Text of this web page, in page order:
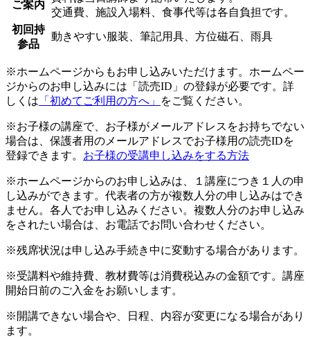
ご案内
交通費、施設入場料、食事代等は各自負担です。
初回持
参品
動きやすい服装、筆記用具、方位磁石、雨具
※ホームページからもお申し込みいただけます。ホームペー
ジからのお申し込みには「読売ID」の登録が必要です。詳
しくは 「初めてご利用の方へ」 をご覧ください。
※お子様の講座で、お子様がメールアドレスをお持ちでない
場合は、保護者用のメールアドレスでお子様用の読売IDを
登録できます。 お子様の受講申し込みをする方法
※ホームページからのお申し込みは、１講座につき１人の申
し込みができます。代表者の方が複数人分の申し込みはでき
ません。各人でお申し込みください。複数人分のお申し込み
をされたい場合は、お電話でお問い合わせください。
※残席状況は申し込み手続き中に変動する場合があります。
※受講料や維持費、教材費等は消費税込みの金額です。講座
開始日前のご入金をお願いします。
※開講できない場合や、日程、内容が変更になる場合があり
ます。